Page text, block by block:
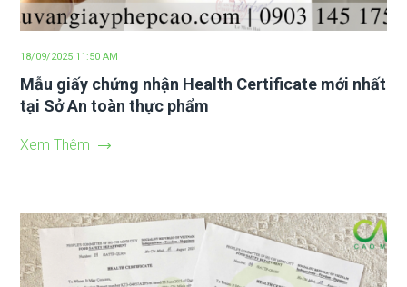
18/09/2025 11:50 AM
Mẫu giấy chứng nhận Health Certificate mới nhất
tại Sở An toàn thực phẩm
Xem Thêm